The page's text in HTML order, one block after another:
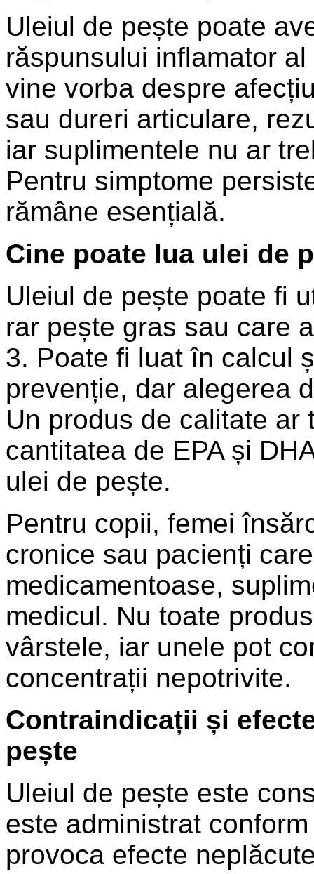
Uleiul de pește poate
răspunsului inflamator
vine vorba despre
sau dureri articulare,
iar suplimentele nu ar
Pentru simptome
rămâne esențială.
Cine poate lua ulei de
Uleiul de pește poate fi
rar pește gras sau care
3. Poate fi luat în calcul
prevenție, dar alegerea
Un produs de calitate ar
cantitatea de EPA și
ulei de pește.
Pentru copii, femei
cronice sau pacienți
medicamentoase,
medicul. Nu toate
vârstele, iar unele pot
concentrații nepotrivite.
Contraindicații și
pește
Uleiul de pește este
este administrat
provoca efecte